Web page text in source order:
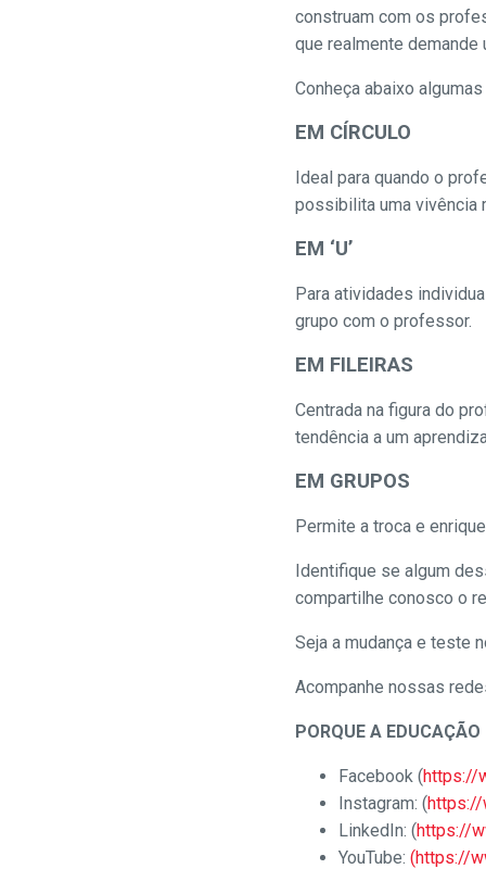
construam com os
que realmente demande
Conheça abaixo
EM CÍRCULO
Ideal para quando o
possibilita uma vivência
EM ‘U’
Para atividades
grupo com o professor.
EM FILEIRAS
Centrada na figura do
tendência a um
EM GRUPOS
Permite a troca e
Identifique se algum
compartilhe conosco o
Seja a mudança e teste
Acompanhe nossas
PORQUE A
Facebook (https://
Instagram: (https://
LinkedIn: (https://
YouTube: (https://